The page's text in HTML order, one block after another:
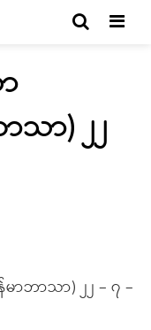
သာ) ၂၂
ာဘာသာ) ၂၂ – ၇ –